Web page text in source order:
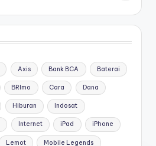
Axis Bank BCA Baterai
BRImo Cara Dana
Hiburan Indosat
Internet iPad iPhone
Lemot Mobile Legends